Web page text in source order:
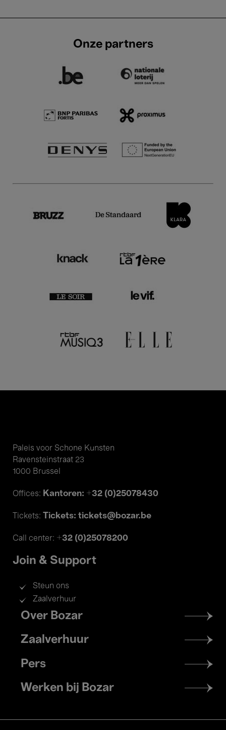
Onze partners
Paleis voor Schone Kunsten
Ravensteinstraat 23
1000 Brussel
Offices: Kantoren: +32 (0)25078430
Tickets: Tickets: tickets@bozar.be
Call center: +32 (0)25078200
Join & Support
Steun ons
Zaalverhuur
Footer
menu
Over Bozar
Zaalverhuur
Pers
Werken bij Bozar